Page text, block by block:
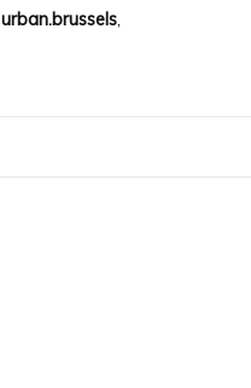
urban.brussels,